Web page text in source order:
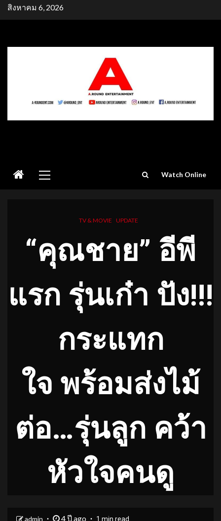
Skipสิงหาคม 6, 2026
Menu
Watch Online
TV & MOVIE UPDATE
“คุณชาย” อีพี
แรก รุ่นเก๋า ปัง!!!
กระแทก
ใจ พร้อมส่งไม้
ต่อ…รุ่นลูก คว้า
หัวใจคนดู
admin 4 ปี ago 1 min read